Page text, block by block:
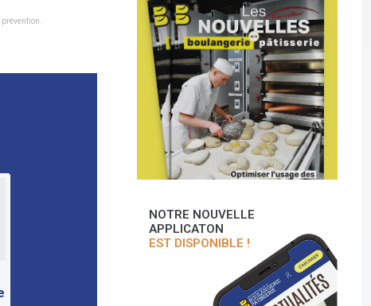
NOTRE NOUVELLE
APPLICATON
EST DISPONIBLE !